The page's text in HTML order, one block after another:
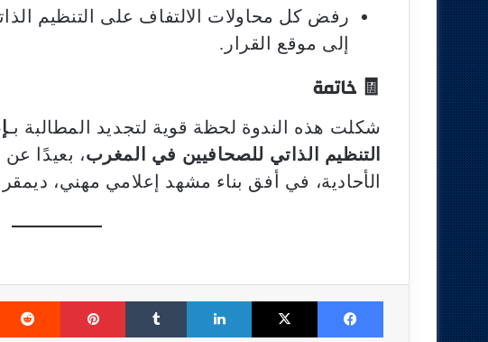
رفض كل محاولات الالتفاف على التنظيم
إلى موقع القرار.
🧾 خاتمة
شكلت هذه الندوة لحظة قوية لتجديد المطالبة بـ
التنظيم الذاتي للصحافيين في المغرب، بعيدًا
الأحادية، في أفق بناء مشهد إعلامي مهني،
Facebook
X
LinkedIn
Tumblr
Pinterest